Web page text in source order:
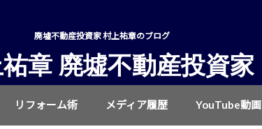
廃墟不動産投資家 村上祐章のブログ
章 廃墟不動産投資家
リフォーム術 メディア履歴 YouTube動画